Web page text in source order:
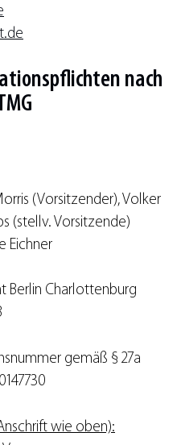
nach
(Vorsitzender), Volker
(stellv. Vorsitzende)
Eichner
Berlin Charlottenburg
gemäß § 27a
wie oben):